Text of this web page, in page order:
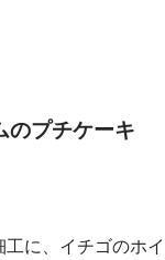
のプチケーキ
工に、イチゴのホ